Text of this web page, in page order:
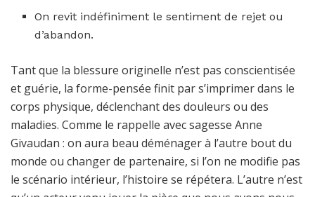
On revit indéfiniment le sentiment de rejet ou
d’abandon.
Tant que la blessure originelle n’est pas conscientisée
et guérie, la forme-pensée finit par s’imprimer dans le
corps physique, déclenchant des douleurs ou des
maladies. Comme le rappelle avec sagesse Anne
Givaudan : on aura beau déménager à l’autre bout du
monde ou changer de partenaire, si l’on ne modifie pas
le scénario intérieur, l’histoire se répétera. L’autre n’est